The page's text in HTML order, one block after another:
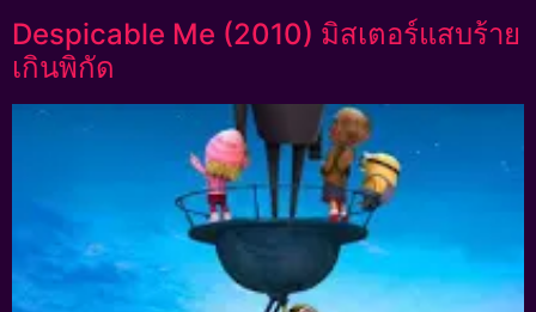
Despicable Me (2010) มิสเตอร์แสบร้าย
เกินพิกัด